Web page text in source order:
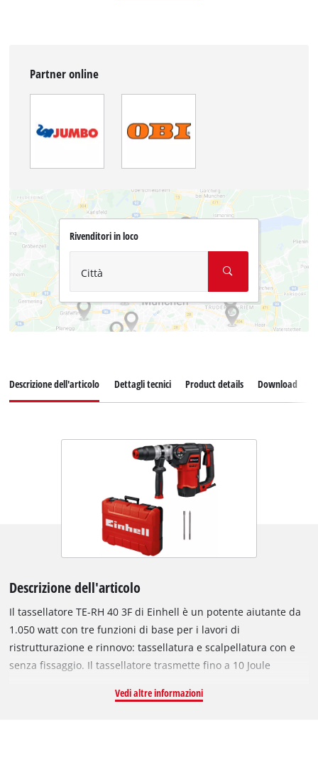
Partner online
Rivenditori in loco
Città
Descrizione dell'articolo Dettagli tecnici Product details Download
Descrizione dell'articolo
Il tassellatore TE-RH 40 3F di Einhell è un potente aiutante da
1.050 watt con tre funzioni di base per i lavori di
ristrutturazione e rinnovo: tassellatura e scalpellatura con e
senza fissaggio. Il tassellatore trasmette fino a 10 Joule
un'ottima spinta propulsiva per una capacità massima di
Vedi altre informazioni